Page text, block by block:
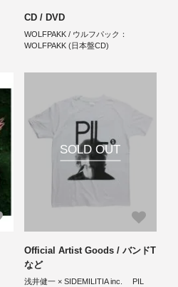
CD / DVD
WOLFPAKK / ウルフパック：
WOLFPAKK (日本盤CD)
SOLD OUT
Official Artist Goods / バンドT
など
浅井健一 × SIDEMILITIA inc. PIL